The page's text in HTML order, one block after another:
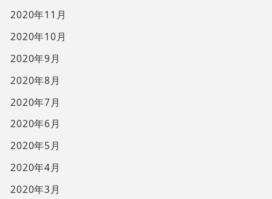
2020年11月
2020年10月
2020年9月
2020年8月
2020年7月
2020年6月
2020年5月
2020年4月
2020年3月